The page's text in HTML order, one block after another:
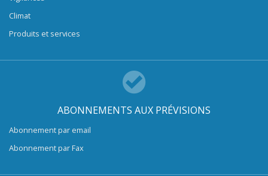
Climat
Produits et services
ABONNEMENTS AUX PRÉVISIONS
Abonnement par email
Abonnement par Fax